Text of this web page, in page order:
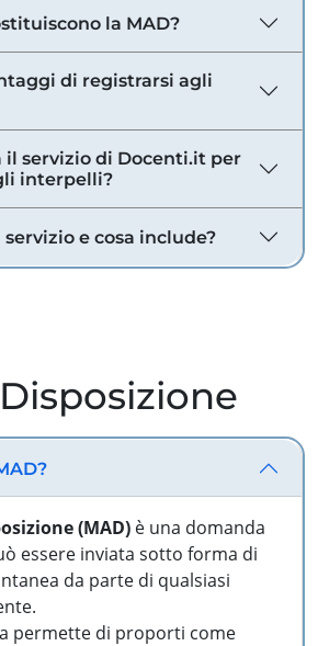
la MAD?
di registrarsi agli
il servizio di Docenti.it per
interpelli?
e cosa include?
(MAD) è una domanda
essere inviata sotto forma di
da parte di qualsiasi
permette di proporti come